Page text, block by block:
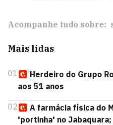
Acompanhe tudo sobre:
Mais lidas
01
Herdeiro do Grupo
aos 51 anos
02
A farmácia física do
'portinha' no